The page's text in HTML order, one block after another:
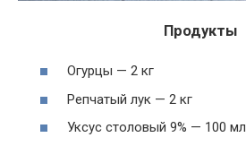
Продукты
Огурцы — 2 кг
Репчатый лук — 2 кг
Уксус столовый 9% — 100 мл